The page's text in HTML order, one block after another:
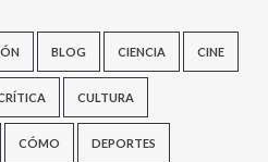
BLOG CIENCIA CINE
CULTURA
CÓMO DEPORTES